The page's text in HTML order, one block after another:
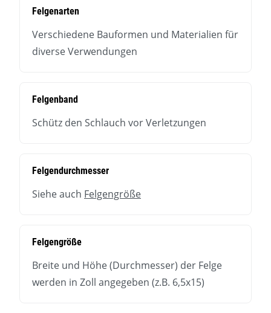
Felgenarten
Verschiedene Bauformen und Materialien für
diverse Verwendungen
Felgenband
Schütz den Schlauch vor Verletzungen
Felgendurchmesser
Siehe auch Felgengröße
Felgengröße
Breite und Höhe (Durchmesser) der Felge
werden in Zoll angegeben (z.B. 6,5x15)